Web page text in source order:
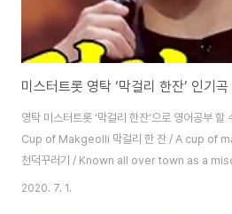
영탁 미스터트롯 ‘막걸리 한잔’으로 영어공부 할
Cup of Makgeolli 막걸리 한 잔 / A cup of
천덕꾸러기 / Known all over town as a
가던 날 / The day his youngest son got
2020. 7. 1.